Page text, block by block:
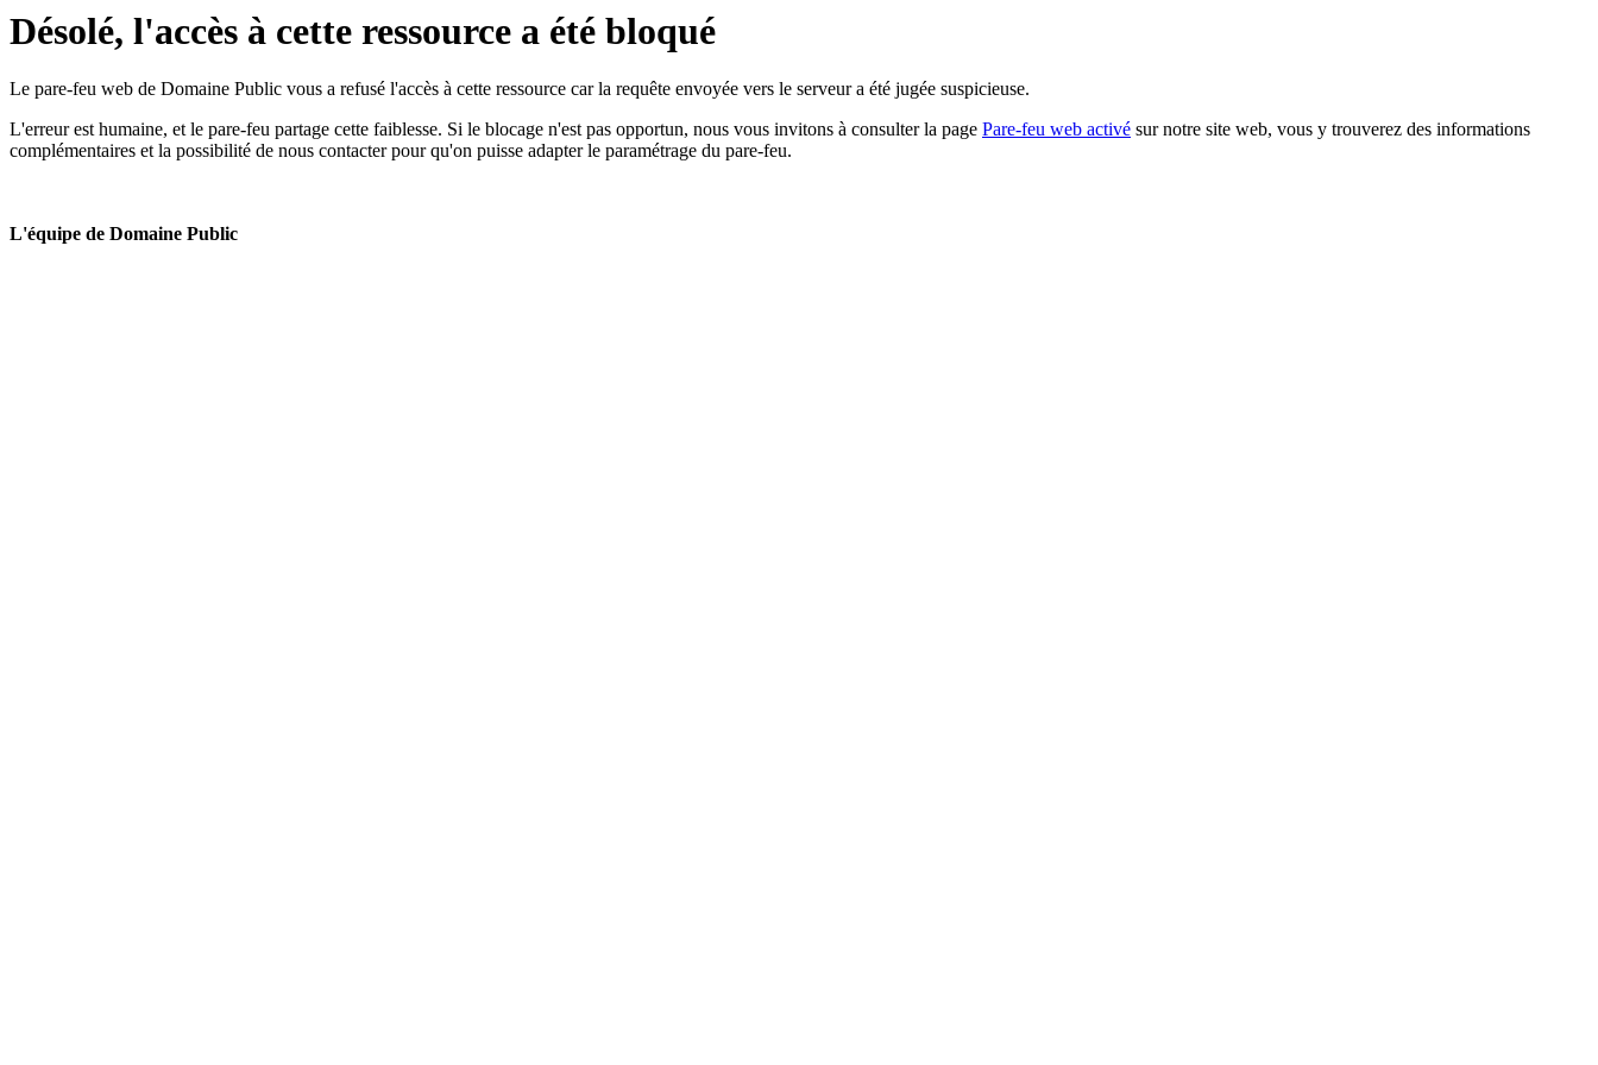
Désolé, l'accès à cette ressource a été bloqué
Le pare-feu web de Domaine Public vous a refusé l'accès à cette ressource car la requête envoyée vers le serveur a été jugée suspicieuse.
L'erreur est humaine, et le pare-feu partage cette faiblesse. Si le blocage n'est pas opportun, nous vous invitons à consulter la page Pare-feu web activé sur notre site web, vous y trouverez des informations
complémentaires et la possibilité de nous contacter pour qu'on puisse adapter le paramétrage du pare-feu.
L'équipe de Domaine Public